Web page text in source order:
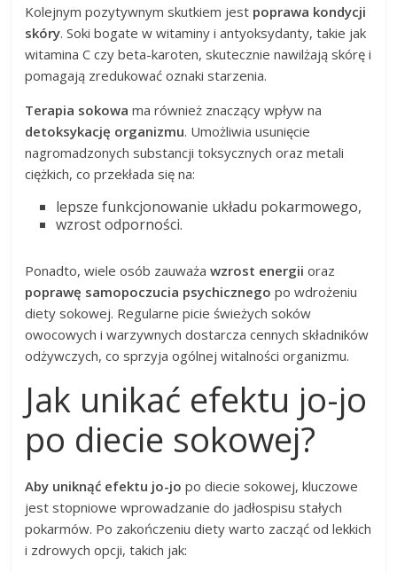
Kolejnym pozytywnym skutkiem jest poprawa kondycji
skóry. Soki bogate w witaminy i antyoksydanty, takie jak
witamina C czy beta-karoten, skutecznie nawilżają skórę i
pomagają zredukować oznaki starzenia.
Terapia sokowa ma również znaczący wpływ na
detoksykację organizmu. Umożliwia usunięcie
nagromadzonych substancji toksycznych oraz metali
ciężkich, co przekłada się na:
lepsze funkcjonowanie układu pokarmowego,
wzrost odporności.
Ponadto, wiele osób zauważawzrost energii oraz
poprawę samopoczucia psychicznego po wdrożeniu
diety sokowej. Regularne picie świeżych soków
owocowych i warzywnych dostarcza cennych składników
odżywczych, co sprzyja ogólnej witalności organizmu.
Jak unikać efektu jo-jo
po diecie sokowej?
Aby uniknąć efektu jo-jo po diecie sokowej, kluczowe
jest stopniowe wprowadzanie do jadłospisu stałych
pokarmów. Po zakończeniu diety warto zacząć od lekkich
i zdrowych opcji, takich jak: